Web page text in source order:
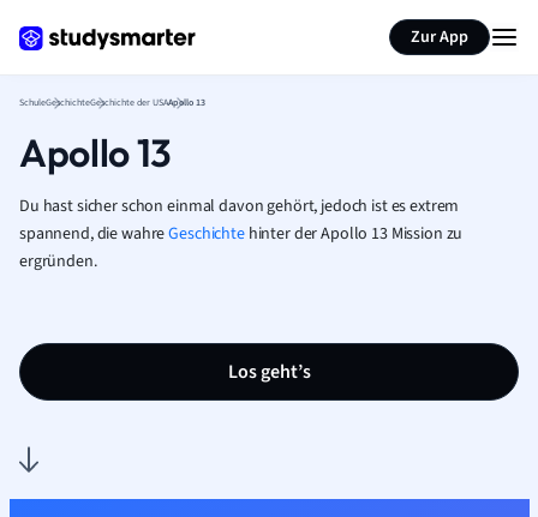
Zur App
SchuleGeschichteGeschichte der USAApollo 13
Apollo 13
Du hast sicher schon einmal davon gehört, jedoch ist es extrem
spannend, die wahreGeschichtehinter der Apollo 13 Mission zu
ergründen.
Los geht’s
Seite zusammenfassen